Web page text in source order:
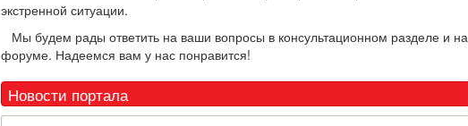
экстренной ситуации.
Мы будем рады ответить на ваши вопросы в консультационном разделе и на
форуме. Надеемся вам у нас понравится!
Новости портала